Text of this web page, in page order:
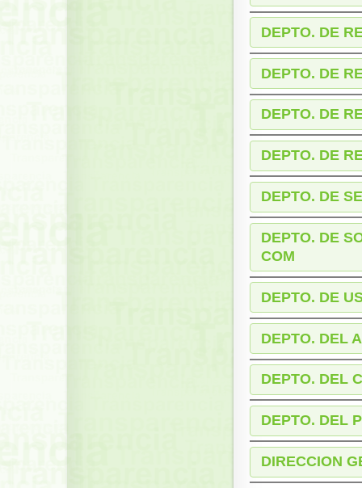
DEPTO. DE
DEPTO. DE
DEPTO. DE
DEPTO. DE
DEPTO. DE
DEPTO. DE
COM
DEPTO. DE
DEPTO. DEL
DEPTO. DEL
DEPTO. DEL
DIRECCION